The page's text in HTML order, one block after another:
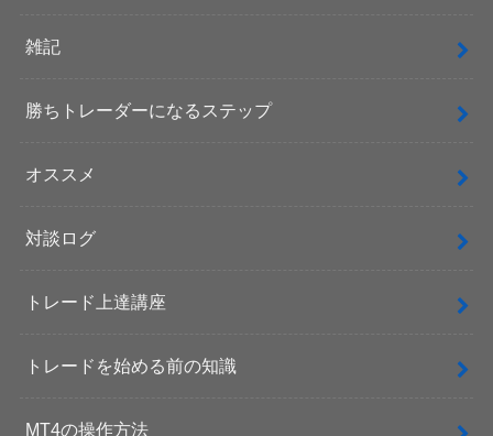
雑記
勝ちトレーダーになるステップ
オススメ
対談ログ
トレード上達講座
トレードを始める前の知識
MT4の操作方法